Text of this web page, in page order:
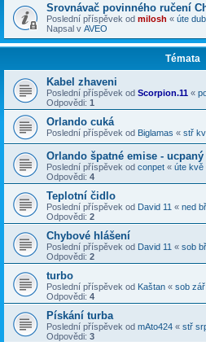
Srovnávač povinného ručení
Poslední příspěvek od milosh « úte
Napsal v AVEO
Témata
Kabel zhaveni
Poslední příspěvek od Scorpion.11 «
Odpovědi: 1
Orlando cuká
Poslední příspěvek od Biglamas « stř
Orlando špatné emise - ucpaný
Poslední příspěvek od conpet « úte kvě
Odpovědi: 4
Teplotní čidlo
Poslední příspěvek od David 11 « ned
Odpovědi: 2
Chybové hlášení
Poslední příspěvek od David 11 « sob
Odpovědi: 2
turbo
Poslední příspěvek od Kaštan « sob zář
Odpovědi: 4
Pískání turba
Poslední příspěvek od mAto424 « stř
Odpovědi: 3